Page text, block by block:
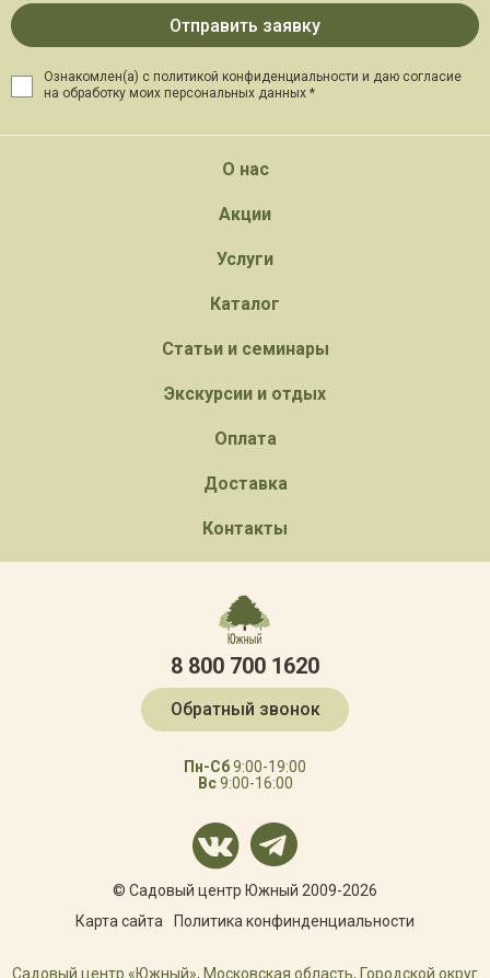
Ознакомлен(а) с политикой конфиденциальности и даю согласие
на обработку моих персональных данных *
О нас
Акции
Услуги
Каталог
Статьи и семинары
Экскурсии и отдых
Оплата
Доставка
Контакты
8 800 700 1620
Обратный звонок
Пн-Сб9:00-19:00
Вс9:00-16:00
© Садовый центр Южный 2009-2026
Карта сайта
Политика конфинденциальности
Садовый центр «Южный», Московская область, Городской округ